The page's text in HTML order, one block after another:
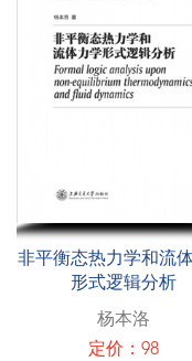
非平衡态热力学和流
形式逻辑分析
杨本洛
定价：98